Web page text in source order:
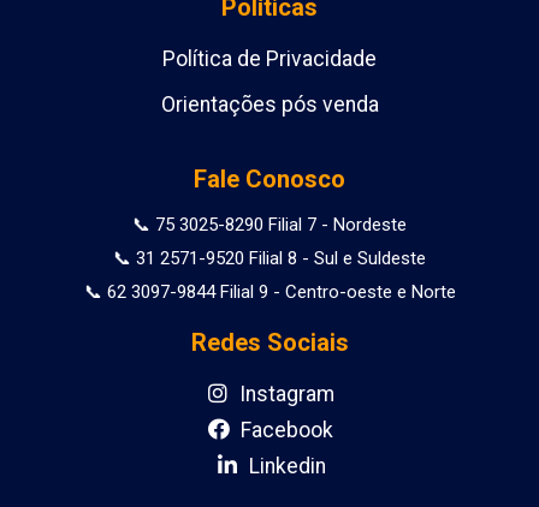
Políticas
Política de Privacidade
Orientações pós venda
Fale Conosco
📞 75 3025-8290 Filial 7 - Nordeste
📞 31 2571-9520 Filial 8 - Sul e Suldeste
📞 62 3097-9844 Filial 9 - Centro-oeste e Norte
Redes Sociais
Instagram
Facebook
Linkedin